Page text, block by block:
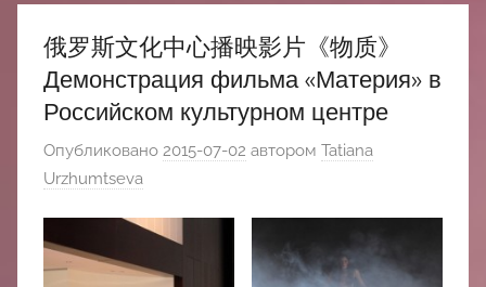
俄
罗
斯
文
化
ПЕКИНЕ
俄罗斯文化中心播映影片《物质》
Демонстрация фильма «Материя» в
Российском культурном центре
Опубликовано 2015-07-02 автором Tatiana
Urzhumtseva